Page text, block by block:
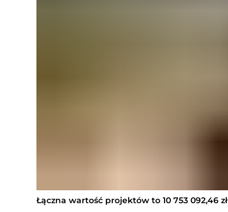
Łączna wartość projektów to 10 753 092,46 zł